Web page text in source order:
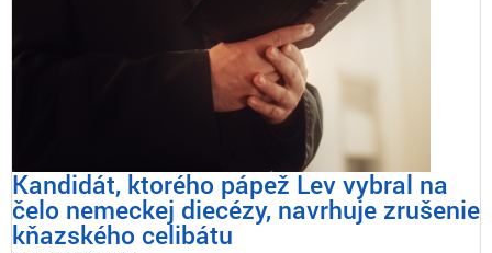
Kandidát, ktorého pápež Lev vybral na
čelo nemeckej diecézy, navrhuje zrušenie
kňazského celibátu